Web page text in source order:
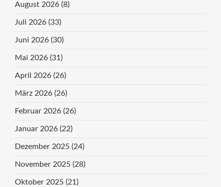
August 2026 (8)
Juli 2026 (33)
Juni 2026 (30)
Mai 2026 (31)
April 2026 (26)
März 2026 (26)
Februar 2026 (26)
Januar 2026 (22)
Dezember 2025 (24)
November 2025 (28)
Oktober 2025 (21)